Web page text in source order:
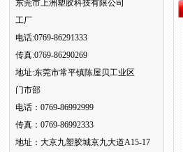
东莞市上洲塑胶科技有限公司
工厂
电话:0769-86291333
传真:0769-86290269
地址:东莞市常平镇陈屋贝工业区
门市部
电话：0769-86992999
传真：0769-86992333
地址：大京九塑胶城京九大道A15-17